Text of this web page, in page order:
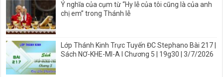
Ý nghĩa của cụm từ “Hy lễ của tôi cũng là của anh
chị em” trong Thánh lễ
Lớp Thánh Kinh Trực Tuyến ĐC Stephano Bài 217 |
Sách NƠ-KHE-MI-A I Chương 5 | 19g30 | 3/7/2026